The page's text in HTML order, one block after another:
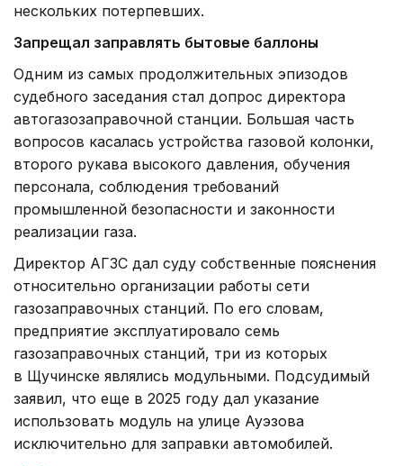
нескольких потерпевших.
Запрещал заправлять бытовые баллоны
Одним из самых продолжительных эпизодов
судебного заседания стал допрос директора
автогазозаправочной станции. Большая часть
вопросов касалась устройства газовой колонки,
второго рукава высокого давления, обучения
персонала, соблюдения требований
промышленной безопасности и законности
реализации газа.
Директор АГЗС дал суду собственные пояснения
относительно организации работы сети
газозаправочных станций. По его словам,
предприятие эксплуатировало семь
газозаправочных станций, три из которых
в Щучинске являлись модульными. Подсудимый
заявил, что еще в 2025 году дал указание
использовать модуль на улице Ауэзова
исключительно для заправки автомобилей.